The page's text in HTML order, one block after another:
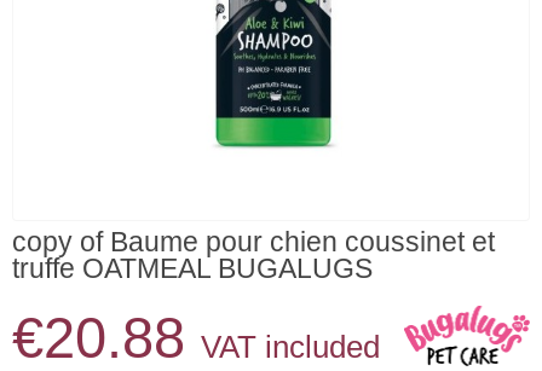
copy of Baume pour chien coussinet et
truffe OATMEAL BUGALUGS
€20.88 VAT included